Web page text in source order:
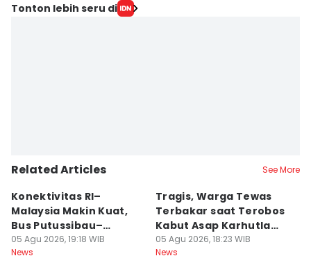
Tonton lebih seru di
Related Articles See More
Konektivitas RI–
Malaysia Makin Kuat,
Bus Putussibau–
Kuching Masuki Final
05 Agu 2026, 19:18 WIB
News
Tragis, Warga Tewas
Terbakar saat Terobos
Kabut Asap Karhutla
Ketapang
05 Agu 2026, 18:23 WIB
News